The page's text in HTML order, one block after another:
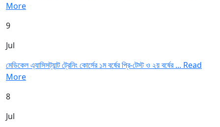
More
9
Jul
মেডিকেল এ্যাসিসট্যান্ট ট্রেনিং কোর্সের ১ম বর্ষের প্রি-টেস্ট ও ২য় বর্ষের ... Read
More
8
Jul